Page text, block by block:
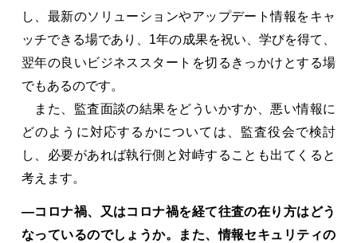
し、最新のソリューションやアップデート情報をキャ
ッチできる場であり、1年の成果を祝い、学びを得て、
翌年の良いビジネススタートを切るきっかけとする場
でもあるのです。
また、監査面談の結果をどういかすか、悪い情報に
どのように対応するかについては、監査役会で検討
し、必要があれば執行側と対峙することも出てくると
考えます。
―コロナ禍、又はコロナ禍を経て往査の在り方はどう
なっているのでしょうか。また、情報セキュリティの